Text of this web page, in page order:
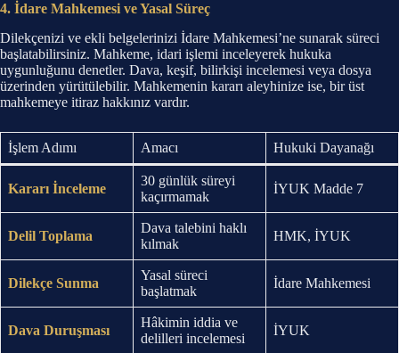
4. İdare Mahkemesi ve Yasal Süreç
Dilekçenizi ve ekli belgelerinizi İdare Mahkemesi’ne sunarak süreci
başlatabilirsiniz. Mahkeme, idari işlemi inceleyerek hukuka
uygunluğunu denetler. Dava, keşif, bilirkişi incelemesi veya dosya
üzerinden yürütülebilir. Mahkemenin kararı aleyhinize ise, bir üst
mahkemeye itiraz hakkınız vardır.
İşlem Adımı Amacı Hukuki Dayanağı
Kararı İnceleme
30 günlük süreyi
kaçırmamak
İYUK Madde 7
Delil Toplama
Dava talebini haklı
kılmak
HMK, İYUK
Dilekçe Sunma
Yasal süreci
başlatmak
İdare Mahkemesi
Dava Duruşması
Hâkimin iddia ve
delilleri incelemesi
İYUK